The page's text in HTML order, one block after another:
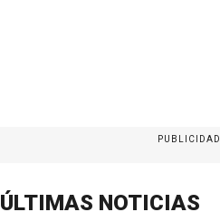
PUBLICIDAD
ÚLTIMAS NOTICIAS